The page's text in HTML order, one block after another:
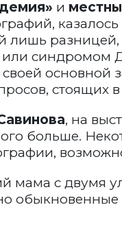
и
лишь разницей,
синдромом
основной
стоящих
, на
больше.
мама с двумя